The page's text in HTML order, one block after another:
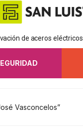
de aceros eléctricos
Vasconcelos”